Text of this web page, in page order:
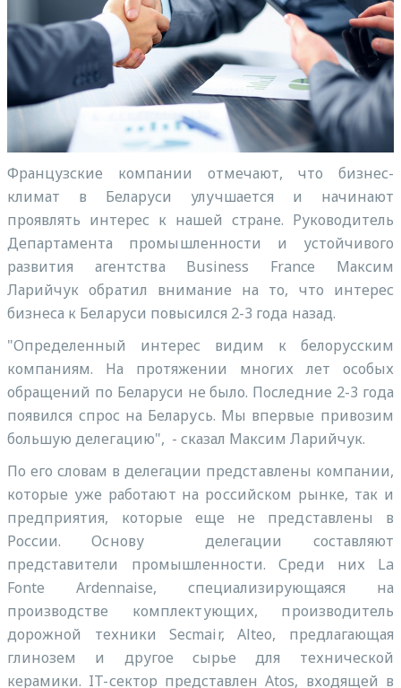
Французские компании отмечают, что бизнес-
климат в Беларуси улучшается и начинают
проявлять интерес к нашей стране. Руководитель
Департамента промышленности и устойчивого
развития агентства Business France Максим
Ларийчук обратил внимание на то, что интерес
бизнеса к Беларуси повысился 2-3 года назад.
"Определенный интерес видим к белорусским
компаниям. На протяжении многих лет особых
обращений по Беларуси не было. Последние 2-3 года
появился спрос на Беларусь. Мы впервые привозим
большую делегацию", - сказал Максим Ларийчук.
По его словам в делегации представлены компании,
которые уже работают на российском рынке, так и
предприятия, которые еще не представлены в
России. Основу делегации составляют
представители промышленности. Среди них La
Fonte Ardennaise, специализирующаяся на
производстве комплектующих, производитель
дорожной техники Secmair, Alteo, предлагающая
глинозем и другое сырье для технической
керамики. IT-сектор представлен Atos, входящей в